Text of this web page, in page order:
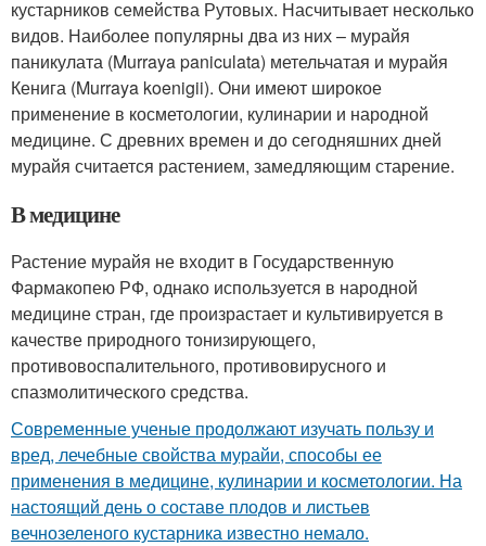
кустарников семейства Рутовых. Насчитывает несколько
видов. Наиболее популярны два из них – мурайя
паникулата (Murraya paniculata) метельчатая и мурайя
Кенига (Murraya koenigii). Они имеют широкое
применение в косметологии, кулинарии и народной
медицине. С древних времен и до сегодняшних дней
мурайя считается растением, замедляющим старение.
В медицине
Растение мурайя не входит в Государственную
Фармакопею РФ, однако используется в народной
медицине стран, где произрастает и культивируется в
качестве природного тонизирующего,
противовоспалительного, противовирусного и
спазмолитического средства.
Современные ученые продолжают изучать пользу и
вред, лечебные свойства мурайи, способы ее
применения в медицине, кулинарии и косметологии. На
настоящий день о составе плодов и листьев
вечнозеленого кустарника известно немало.